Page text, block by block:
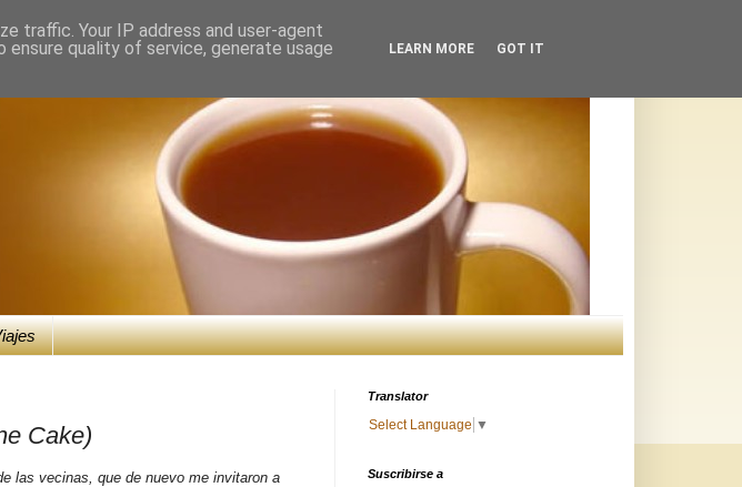
Cake)
las vecinas, que de nuevo me invitaron a
Translator
Select Language ▼
Suscribirse a
traffic. Your IP address and user-agent
quality of service, generate usage
LEARN MORE GOT IT